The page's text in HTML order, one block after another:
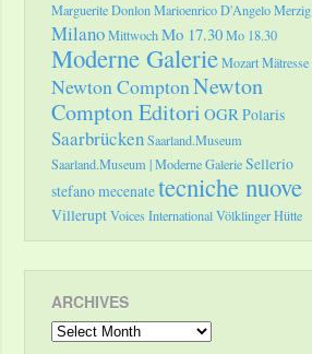
Marguerite DonlonMarioenrico D'AngeloMerzig
MilanoMittwochMo 17.30Mo 18.30
Moderne GalerieMozartMätresse
Newton ComptonNewton
Compton Editori OGRPolaris
SaarbrückenSaarland.Museum
Saarland.Museum | Moderne GalerieSellerio
stefano mecenatetecniche nuove
VilleruptVoices InternationalVölklinger Hütte
ARCHIVES
Archives